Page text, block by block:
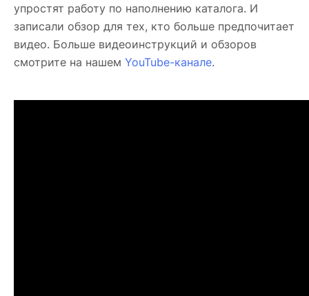
упростят работу по наполнению каталога. И
записали обзор для тех, кто больше предпочитает
видео. Больше видеоинструкций и обзоров
смотрите на нашем YouTube-канале.